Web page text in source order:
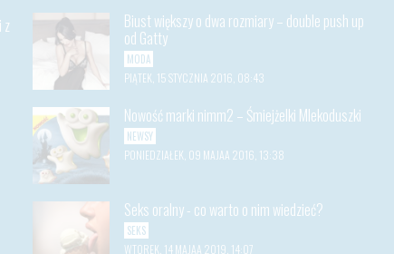
Biust większy o dwa rozmiary – double push up
od Gatty
MODA
PIĄTEK, 15 STYCZNIA 2016, 08:43
Nowość marki nimm2 – Śmiejżelki Mlekoduszki
NEWSY
PONIEDZIAŁEK, 09 MAJAA 2016, 13:38
Seks oralny - co warto o nim wiedzieć?
SEKS
WTOREK, 14 MAJAA 2019, 14:07